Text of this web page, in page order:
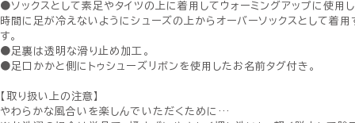
●ソックスとして素足やタイツの上に着用してウォーミングアップに使用
時間に足が冷えないようにシューズの上からオーバーソックスとして着
す。
●足裏は透明な滑り止め加工。
●足口かかと側にトゥシューズリボンを使用したお名前タグ付き。
【取り扱い上の注意】
やわらかな風合いを楽しんでいただくために…